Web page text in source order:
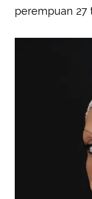
perempuan 27